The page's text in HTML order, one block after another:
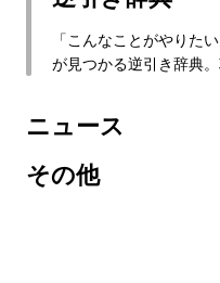
「こんなことがやりた
が見つかる逆引き辞典
ニュース
その他